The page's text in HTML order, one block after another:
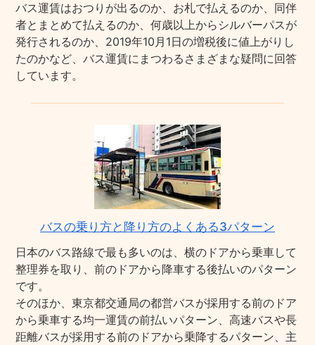
バス運賃はおつりが出るのか、お札で払えるのか、同伴
者とまとめて払えるのか、何歳以上からシルバーパスが
発行されるのか、2019年10月1日の増税後に値上がりし
たのかなど、バス運賃にまつわるさまざまな疑問に回答
しています。
バスの乗り方と降り方のよくある3パターン
日本のバス路線で最も多いのは、横のドアから乗車して
整理券を取り、前のドアから降車する後払いのパターン
です。
そのほか、東京都交通局の都営バスが採用する前のドア
から乗車する均一運賃の前払いパターン、高速バスや長
距離バスが採用する前のドアから乗降するパターン、主